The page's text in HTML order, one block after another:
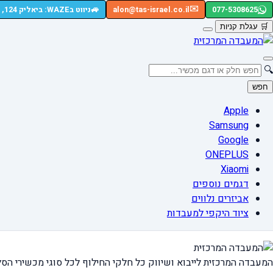
077-5308625
✉️
alon@tas-israel.co.il
🚙ניווט בWAZE: ביאליק 124, רמת גן
🛒 עגלת קניות
🔍
חפש
Apple
Samsung
Google
ONEPLUS
Xiaomi
דגמים נוספים
אביזרים נלווים
ציוד היקפי למעבדות
המעבדה המרכזית לייבוא ושיווק כל חלקי החילוף לכל סוגי מכשירי